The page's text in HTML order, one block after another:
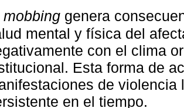
mobbing genera
mental y física del
con el clima
Esta forma de
de
en el tiempo.